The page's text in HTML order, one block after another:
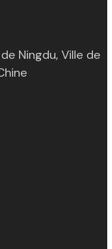
Ningdu, Ville de